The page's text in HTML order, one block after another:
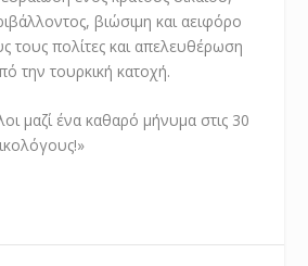
βιώσιμη και αειφόρο
τους πολίτες και απελευθέρωση
την τουρκική κατοχή.
μαζί ένα καθαρό μήνυμα στις 30